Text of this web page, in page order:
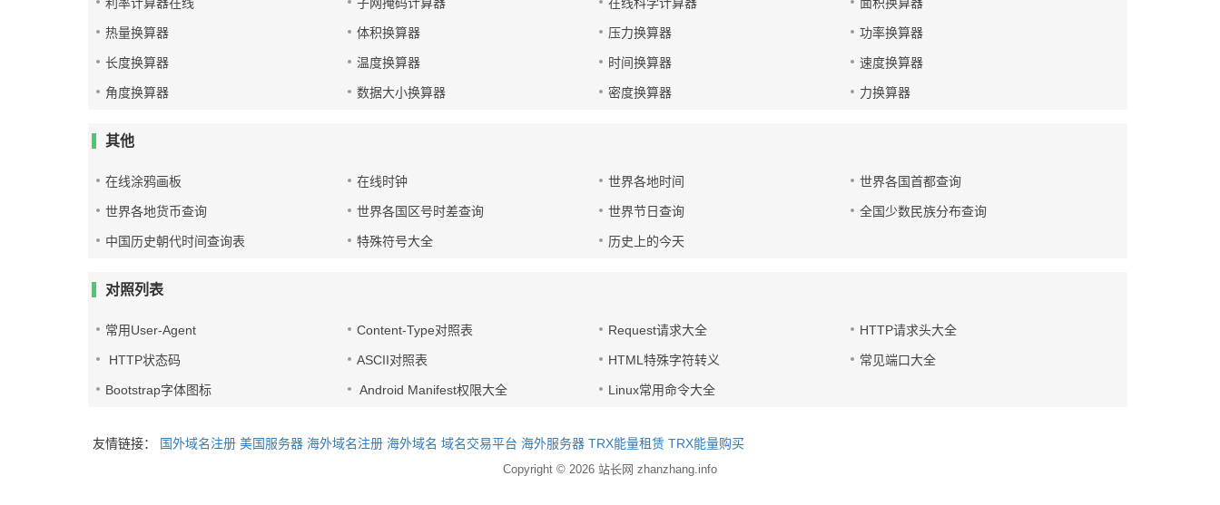
热量换算器 体积换算器 压力换算器 功率换算器
长度换算器 温度换算器 时间换算器 速度换算器
角度换算器 数据大小换算器 密度换算器 力换算器
其他
在线涂鸦画板 在线时钟 世界各地时间 世界各国首都查询
世界各地货币查询 世界各国区号时差查询 世界节日查询 全国少数民族分布查询
中国历史朝代时间查询表 特殊符号大全 历史上的今天
对照列表
常用User-Agent Content-Type对照表 Request请求大全 HTTP请求头大全
HTTP状态码 ASCII对照表 HTML特殊字符转义 常见端口大全
Bootstrap字体图标 Android Manifest权限大全 Linux常用命令大全
友情链接： 国外域名注册 美国服务器 海外域名注册 海外域名 域名交易平台 海外服务器 TRX能量租赁 TRX能量购买
Copyright © 2026 站长网 zhanzhang.info